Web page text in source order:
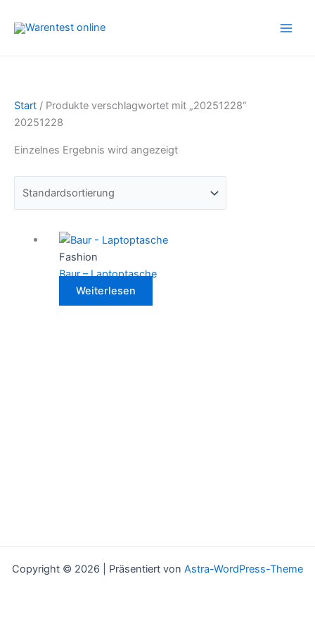
Inhalt
Start / Produkte verschlagwortet mit „20251228“
20251228
Einzelnes Ergebnis wird angezeigt
Fashion
Baur – Laptoptasche
Weiterlesen
Copyright © 2026 | Präsentiert von Astra-WordPress-Theme